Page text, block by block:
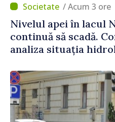
/ Acum 3 ore
Nivelul apei în lacul
continuă să scadă.
analiza situația